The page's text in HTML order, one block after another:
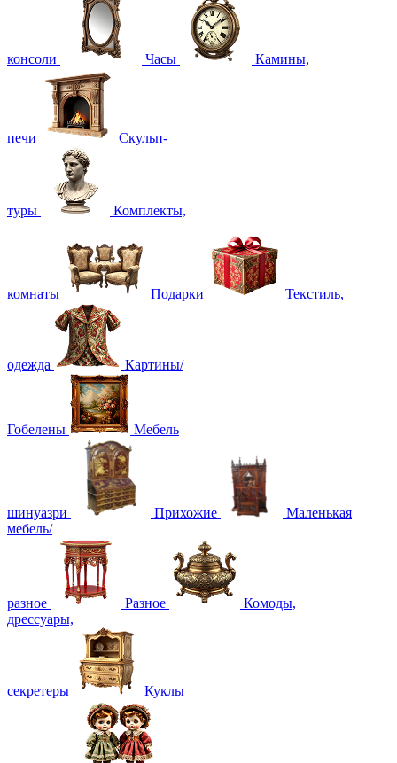
консоли Часы Камины,
печи Скульп-
туры Комплекты,
комнаты Подарки Текстиль,
одежда Картины/
Гобелены Мебель
шинуазри Прихожие
Маленькая
мебель/
разное Разное
Комоды,
дрессуары,
секретеры Куклы